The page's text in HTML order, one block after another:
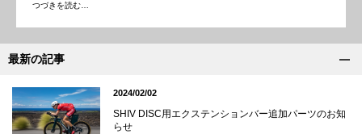
つづきを読む…
最新の記事
2024/02/02
SHIV DISC用エクステンションバー追加パーツのお知
らせ